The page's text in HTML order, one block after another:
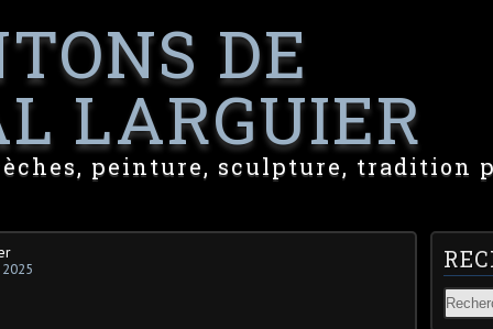
DE
LARGUIER
peinture, sculpture, tradition